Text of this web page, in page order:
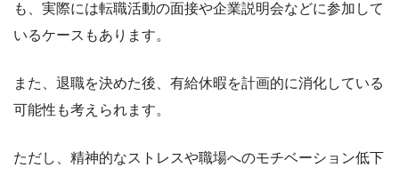
も、実際には転職活動の面接や企業説明会などに参加して
いるケースもあります。
また、退職を決めた後、有給休暇を計画的に消化している
可能性も考えられます。
ただし、精神的なストレスや職場へのモチベーション低下